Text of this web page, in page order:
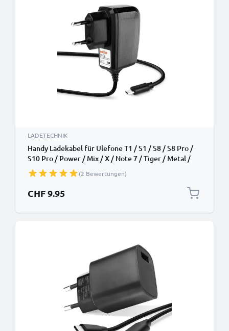
LADETECHNIK
Handy Ladekabel für Ulefone T1 / S1 / S8 / S8 Pro /
S10 Pro / Power / Mix / X / Note 7 / Tiger / Metal /
Gemini Smartphone - 1A / 1000mA Micro USB
Ladegerät 1.1m, Handyladekabel
(2 Bewertungen)
CHF 9.95